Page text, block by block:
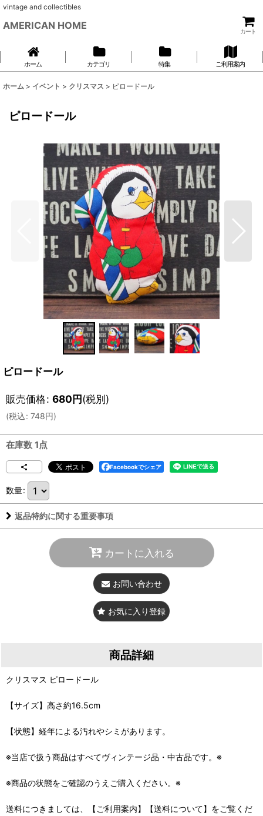
vintage and collectibles
AMERICAN HOME
カート
ホーム カテゴリ 特集 ご利用案内
ホーム > イベント > クリスマス > ピロードール
ピロードール
ピロードール
販売価格: 680円(税別)
(税込: 748円)
在庫数 1点
Facebookでシェア
数量:
返品特約に関する重要事項
カートに入れる
お問い合わせ
お気に入り登録
商品詳細
クリスマス ピロードール
【サイズ】高さ約16.5cm
【状態】経年による汚れやシミがあります。
※当店で扱う商品はすべてヴィンテージ品・中古品です。※
※商品の状態をご確認のうえご購入ください。※
送料につきましては、【ご利用案内】【送料について】をご覧くだ